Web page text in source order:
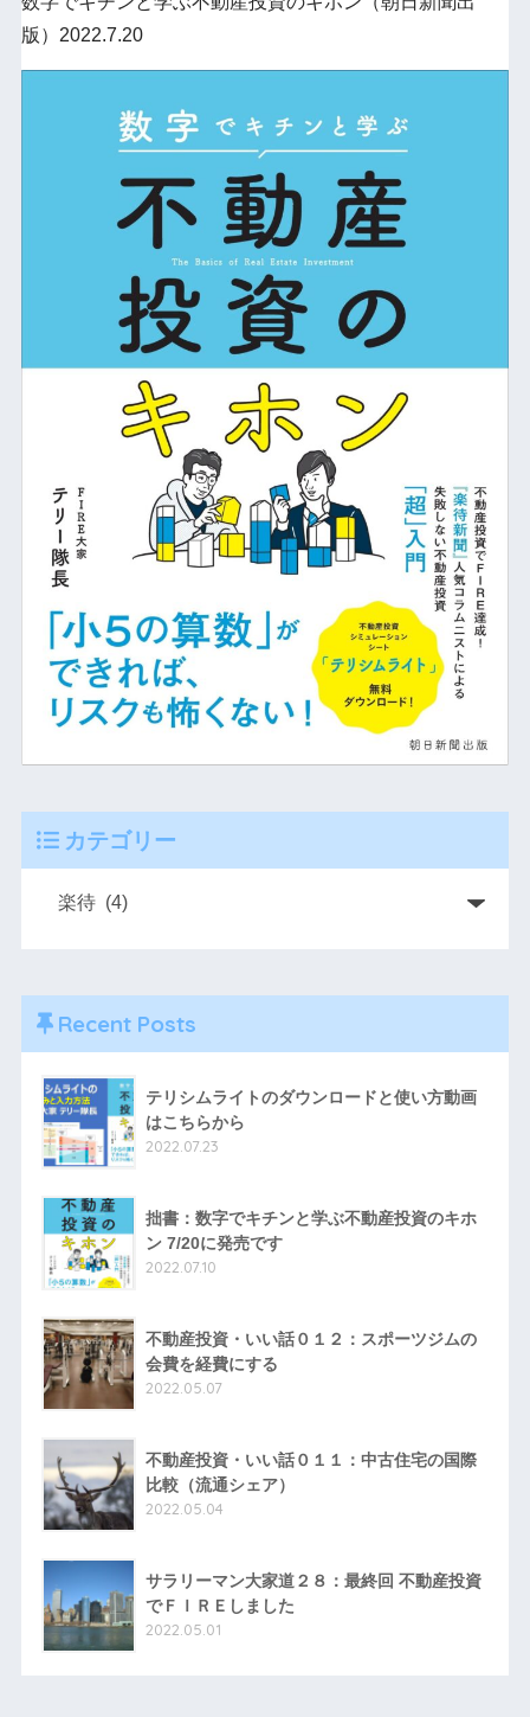
版）2022.7.20
カテゴリー
Recent Posts
テリシムライトのダウンロードと使い方動画
はこちらから
2022.07.23
拙書：数字でキチンと学ぶ不動産投資のキホ
ン 7/20に発売です
2022.07.10
不動産投資・いい話０１２：スポーツジムの
会費を経費にする
2022.05.07
不動産投資・いい話０１１：中古住宅の国際
比較（流通シェア）
2022.05.04
サラリーマン大家道２８：最終回 不動産投資
でＦＩＲＥしました
2022.05.01